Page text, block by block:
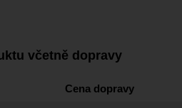
včetně dopravy
Cena dopravy